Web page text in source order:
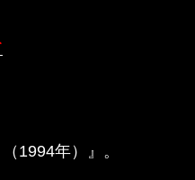
（1994年）』。